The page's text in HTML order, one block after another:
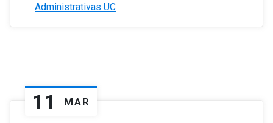
Administrativas UC
11 MAR